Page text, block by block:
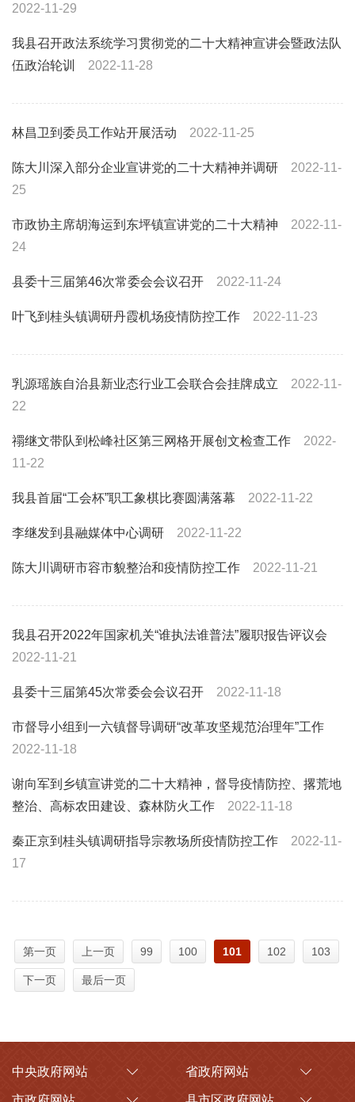
2022-11-29
我县召开政法系统学习贯彻党的二十大精神宣讲会暨政法队
伍政治轮训
2022-11-28
林昌卫到委员工作站开展活动 2022-11-25
陈大川深入部分企业宣讲党的二十大精神并调研
2022-11-
25
市政协主席胡海运到东坪镇宣讲党的二十大精神
2022-11-
24
县委十三届第46次常委会会议召开 2022-11-24
叶飞到桂头镇调研丹霞机场疫情防控工作 2022-11-23
乳源瑶族自治县新业态行业工会联合会挂牌成立
2022-11-
22
禤继文带队到松峰社区第三网格开展创文检查工作
2022-
11-22
我县首届“工会杯”职工象棋比赛圆满落幕 2022-11-22
李继发到县融媒体中心调研 2022-11-22
陈大川调研市容市貌整治和疫情防控工作 2022-11-21
我县召开2022年国家机关“谁执法谁普法”履职报告评议会
2022-11-21
县委十三届第45次常委会会议召开 2022-11-18
市督导小组到一六镇督导调研“改革攻坚规范治理年”工作
2022-11-18
谢向军到乡镇宣讲党的二十大精神，督导疫情防控、撂荒地
整治、高标农田建设、森林防火工作
2022-11-18
秦正京到桂头镇调研指导宗教场所疫情防控工作
2022-11-
17
第一页 上一页 99 100 101 102 103
下一页 最后一页
中央政府网站 省政府网站